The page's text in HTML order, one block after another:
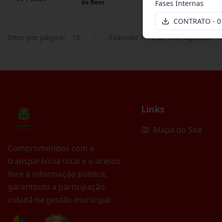
de Bens
Itens por página: 10 Exibindo 1–10de106 registros
Comprometidos com a
transparência total e o acesso
livre à informação pública,
garantindo a participação
cidadã na gestão municipal.
Links
Mapa do Site
Fases Internas
CONTRATO -